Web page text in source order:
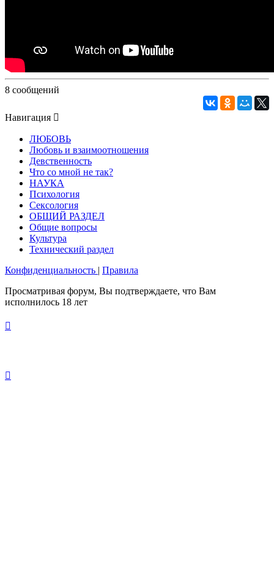
8 сообщений
Навигация
ЛЮБОВЬ
Любовь и взаимоотношения
Девственность
Что со мной не так?
НАУКА
Психология
Сексология
ОБЩИЙ РАЗДЕЛ
Общие вопросы
Культура
Технический раздел
Конфиденциальность | Правила
Просматривая форум, Вы подтверждаете, что Вам
исполнилось 18 лет